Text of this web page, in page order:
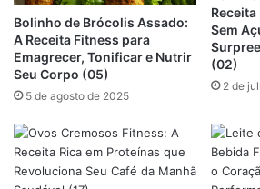
1.1 A batata como carboidrato
A batata, especialmente a batata
fonte de:
Carboidratos complexos
:
gradual, evitando picos de
Potássio: essencial para função
Bolinho de Brócolis Assado:
A Receita Fitness para
Emagrecer, Tonificar e Nutrir
Seu Corpo (05)
5 de agosto de 2025
Sem
(02)
2 de